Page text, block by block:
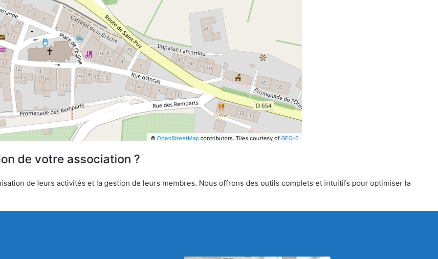
© OpenStreetMapcontributors. Tiles courtesy of GEO-6
de votre association ?
de leurs activités et la gestion de leurs membres. Nous offrons des outils complets et intuitifs pour optimiser la